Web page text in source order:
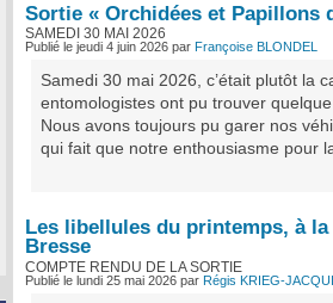
Sortie « Orchidées et Papillons
SAMEDI 30 MAI 2026
Publié le jeudi 4 juin 2026 par Françoise BLONDEL
Samedi 30 mai 2026, c’était plutôt la
entomologistes ont pu trouver
Nous avons toujours pu garer nos
qui fait que notre enthousiasme pour
Les libellules du printemps, à
Bresse
COMPTE RENDU DE LA SORTIE
Publié le lundi 25 mai 2026 par Régis KRIEG-